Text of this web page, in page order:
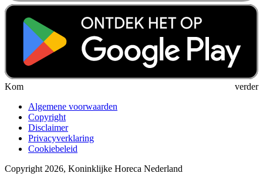
Kom verder
Algemene voorwaarden
Copyright
Disclaimer
Privacyverklaring
Cookiebeleid
Copyright 2026, Koninklijke Horeca Nederland